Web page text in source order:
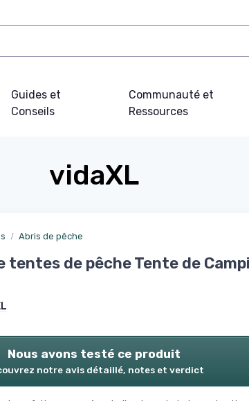
Guides et
Conseils
Communauté et
Ressources
vidaXL
Abris de pêche
tentes de pêche Tente de
Nous avons testé ce produit
notre avis détaillé, notes et verdict